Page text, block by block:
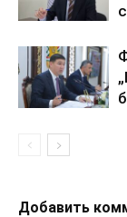
Добавить